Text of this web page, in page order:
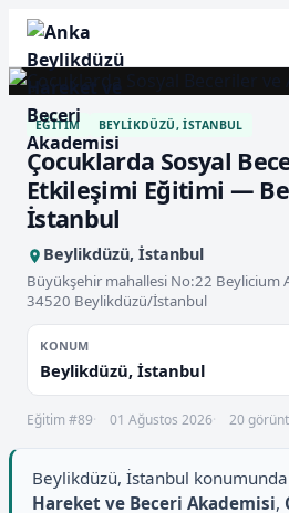
EĞITIM BEYLIKDÜZÜ, İSTANBUL
Çocuklarda Sosyal
Etkileşimi Eğitimi —
İstanbul
Beylikdüzü, İstanbul
Büyükşehir mahallesi No:22 Beylicium
34520 Beylikdüzü/İstanbul
KONUM
Beylikdüzü, İstanbul
Eğitim #89 01 Ağustos 2026 20
Beylikdüzü, İstanbul konumunda
Hareket ve Beceri Akademisi,